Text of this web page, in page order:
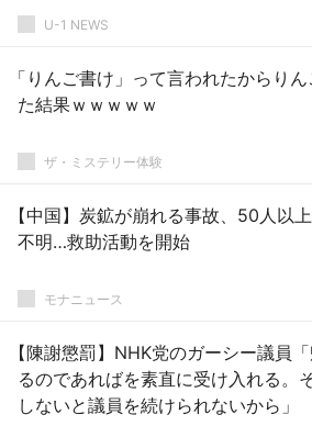
U-1 NEWS
「りんご書け」って言われたからり
た結果ｗｗｗｗｗ
ザ・ミステリー体験
【中国】炭鉱が崩れる事故、50人以
不明…救助活動を開始
モナニュース
【陳謝懲罰】NHK党のガーシー議員
るのであればを素直に受け入れる。
しないと議員を続けられないから」